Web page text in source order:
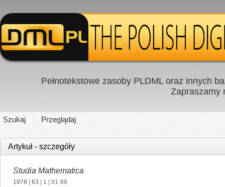
Pełnotekstowe zasoby PLDML oraz innych
Zapraszamy
Szukaj Przeglądaj
Artykuł - szczegóły
Studia Mathematica
1978 63 1 | 81-88